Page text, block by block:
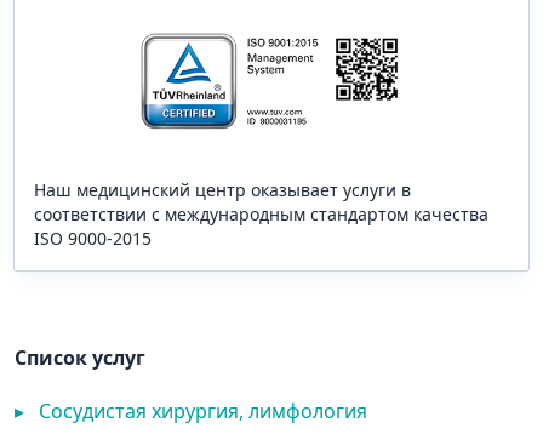
Наш медицинский центр оказывает услуги в
соответствии с международным стандартом качества
ISO 9000-2015
Список услуг
▸ Сосудистая хирургия, лимфология